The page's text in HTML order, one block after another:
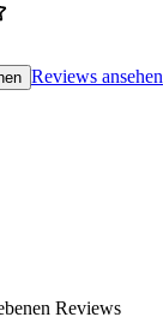
Reviews ansehen
Reviews